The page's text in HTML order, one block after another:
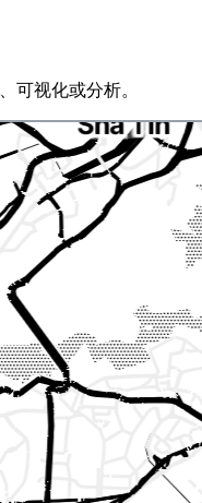
可视化或分析。